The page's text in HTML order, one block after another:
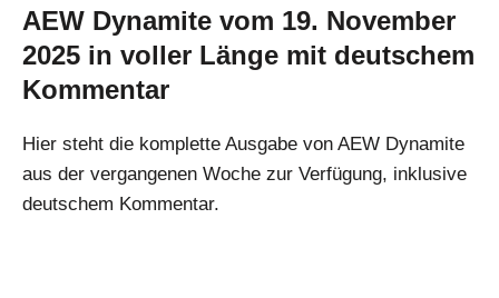
AEW Dynamite vom 19. November
2025 in voller Länge mit deutschem
Kommentar
Hier steht die komplette Ausgabe von AEW Dynamite
aus der vergangenen Woche zur Verfügung, inklusive
deutschem Kommentar.